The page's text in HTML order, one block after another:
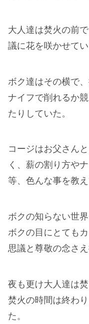
大人達は焚火の前
議に花を咲かせてい
ボク達はその横で
ナイフで削れるか
たりしていた。
コージはお父さん
く、薪の割り方や
等、色んな事を教え
ボクの知らない世
ボクの目にとても
思議と尊敬の念さ
夜も更け大人達は
焚火の時間は終わ
た。